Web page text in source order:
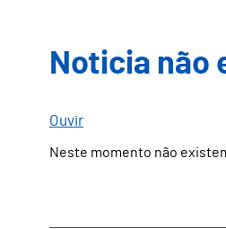
Noticia não
Ouvir
Neste momento não